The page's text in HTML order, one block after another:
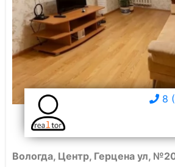
8
Вологда, Центр, Герцена ул,